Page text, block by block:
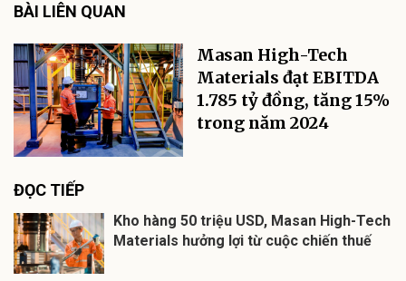
BÀI LIÊN QUAN
Masan High-Tech
Materials đạt EBITDA
1.785 tỷ đồng, tăng 15%
trong năm 2024
ĐỌC TIẾP
Kho hàng 50 triệu USD, Masan High-Tech
Materials hưởng lợi từ cuộc chiến thuế